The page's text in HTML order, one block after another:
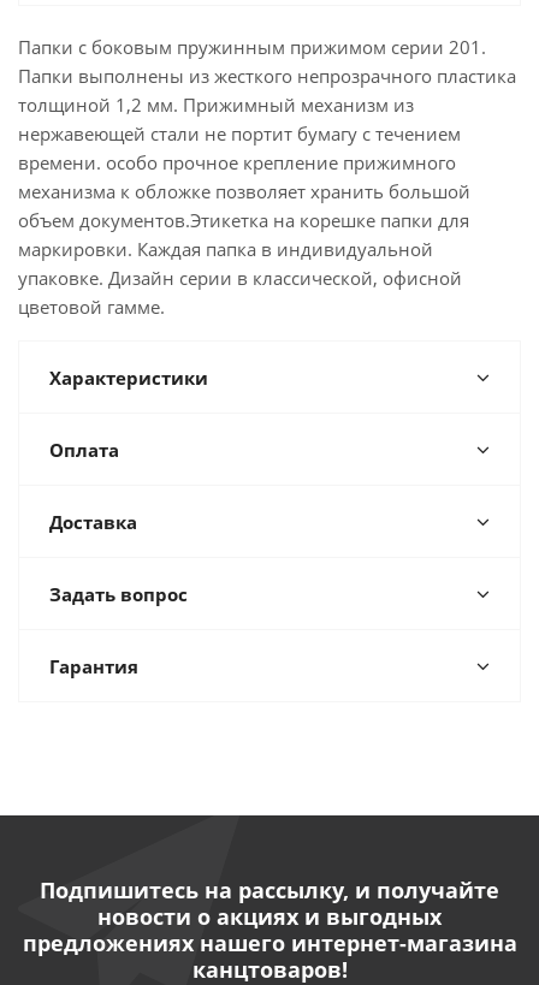
Папки с боковым пружинным прижимом серии 201.
Папки выполнены из жесткого непрозрачного пластика
толщиной 1,2 мм. Прижимный механизм из
нержавеющей стали не портит бумагу с течением
времени. особо прочное крепление прижимного
механизма к обложке позволяет хранить большой
объем документов.Этикетка на корешке папки для
маркировки. Каждая папка в индивидуальной
упаковке. Дизайн серии в классической, офисной
цветовой гамме.
Характеристики
Оплата
Доставка
Задать вопрос
Гарантия
Подпишитесь на рассылку, и получайте
новости о акциях и выгодных
предложениях нашего интернет-магазина
канцтоваров!